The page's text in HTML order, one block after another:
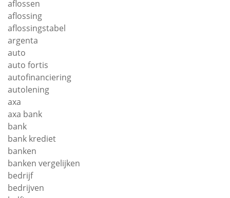
aflossen
aflossing
aflossingstabel
argenta
auto
auto fortis
autofinanciering
autolening
axa
axa bank
bank
bank krediet
banken
banken vergelijken
bedrijf
bedrijven